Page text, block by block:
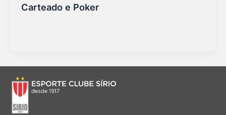
Carteado e Poker